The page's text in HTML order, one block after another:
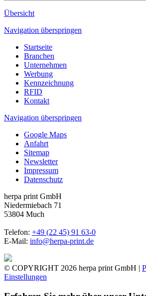
Übersicht
Navigation überspringen
Startseite
Branchen
Unternehmen
Werbung
Kennzeichnung
RFID
Kontakt
Navigation überspringen
Google Maps
Anfahrt
Sitemap
Newsletter
Impressum
Datenschutz
herpa print GmbH
Niedermiebach 71
53804 Much
Telefon: +49 (22 45) 91 63-0
E-Mail: info@herpa-print.de
© COPYRIGHT 2026 herpa print GmbH |
Einstellungen